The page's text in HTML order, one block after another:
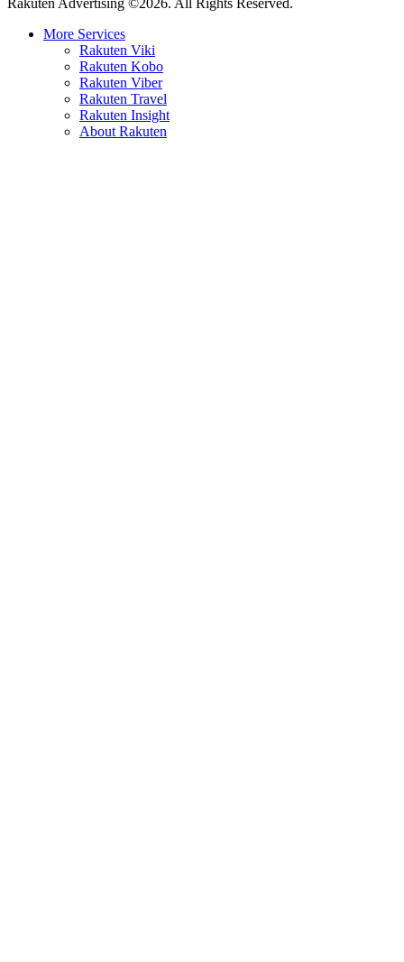
Rakuten Advertising ©2026. All Rights Reserved.
More Services
Rakuten Viki
Rakuten Kobo
Rakuten Viber
Rakuten Travel
Rakuten Insight
About Rakuten